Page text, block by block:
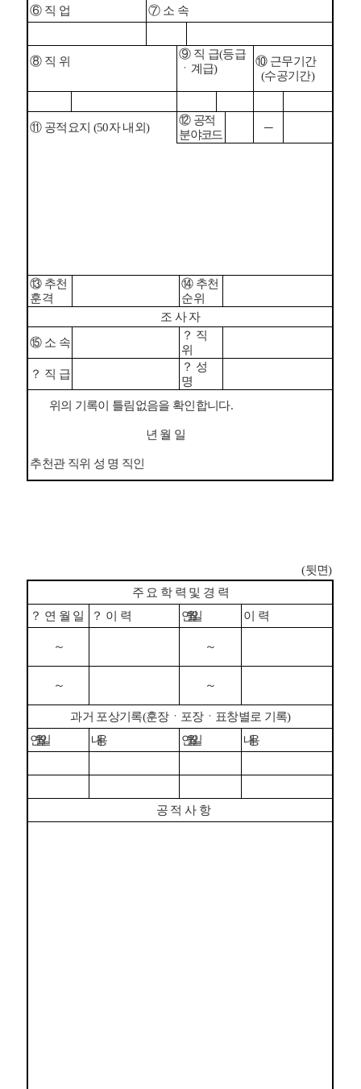
⑥ 직 업 ⑦ 소 속
⑧ 직 위
⑨ 직 급(등급
ㆍ 계급)
⑩ 근무기 간
(수공기 간)
⑪ 공적요지 (50자 내외)
⑫ 공적
분야코드
─
⑬ 추천
훈격
⑭ 추천
순위
조 사 자
⑮ 소 속
？ 직
위
？ 직 급
？ 성
명
위의 기록이 틀림없음을 확인합니다.
년 월 일
추천관 직위 성 명 직인
(뒷면)
주 요 학 력 및 경 력
？ 연 월 일 ？ 이 력 연 월 일 이 력
～ ～
～ ～
과거 포상기록(훈장ㆍ 포장ㆍ 표창별로 기록)
연 월 일
내 용 연 월 일 내 용
공 적 사 항